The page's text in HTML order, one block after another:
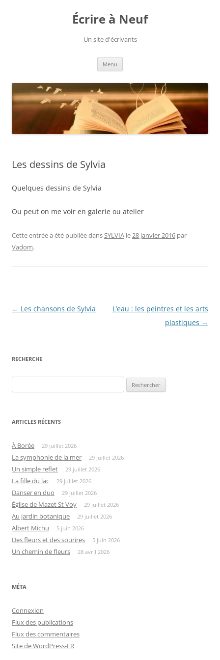
Écrire à Neuf
Un site d'écrivants
Menu
Les dessins de Sylvia
Quelques dessins de Sylvia
Ou peut on me voir en galerie ou atelier
Cette entrée a été publiée dansSYLVIA le28 janvier 2016 par
Vadom.
Navigation
← Les chansons de Sylvia
L’eau : les peintres et les arts
plastiques →
RECHERCHE
ARTICLES RÉCENTS
À Borée 29 juillet 2026
La symphonie de la mer 29 juillet 2026
Un simple reflet 29 juillet 2026
La fille du lac 29 juillet 2026
Danser en duo 29 juillet 2026
Église de Mazet St Voy 29 juillet 2026
Au jardin botanique 29 juillet 2026
Albert Michu 5 juin 2026
Des fleurs et des sourires 5 juin 2026
Un chemin de fleurs 28 avril 2026
MÉTA
Connexion
Flux des publications
Flux des commentaires
Site de WordPress-FR